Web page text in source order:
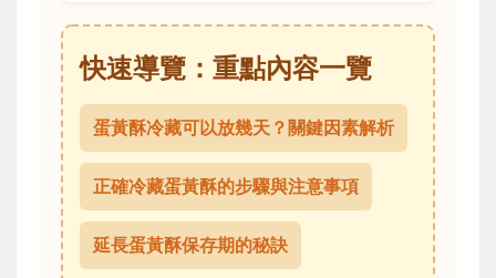
快速導覽：重點內容一覽
蛋黃酥冷藏可以放幾天？關鍵因素解析
正確冷藏蛋黃酥的步驟與注意事項
延長蛋黃酥保存期的秘訣